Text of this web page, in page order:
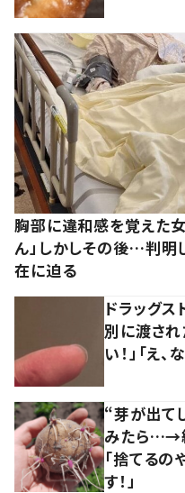
胸部に違和感を覚えた
ん」しかしその後…判明
在に迫る
ドラッグ
別に渡さ
い！」「え、
“芽が出て
みたら…→
「捨てるの
す！」